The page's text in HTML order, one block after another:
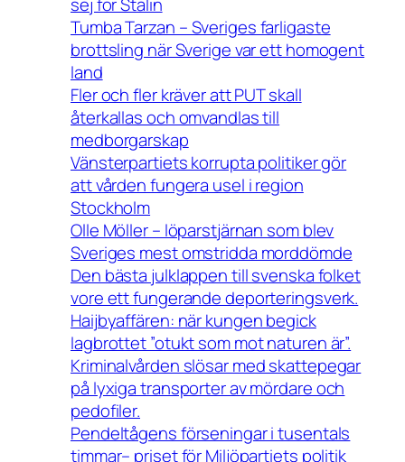
Tumba Tarzan – Sveriges farligaste
brottsling när Sverige var ett homogent
land
Fler och fler kräver att PUT skall
återkallas och omvandlas till
medborgarskap
Vänsterpartiets korrupta politiker gör
att vården fungera usel i region
Stockholm
Olle Möller – löparstjärnan som blev
Sveriges mest omstridda morddömde
Den bästa julklappen till svenska folket
vore ett fungerande deporteringsverk.
Haijbyaffären: när kungen begick
lagbrottet ”otukt som mot naturen är”.
Kriminalvården slösar med skattepegar
på lyxiga transporter av mördare och
pedofiler.
Pendeltågens förseningar i tusentals
timmar– priset för Miljöpartiets politik